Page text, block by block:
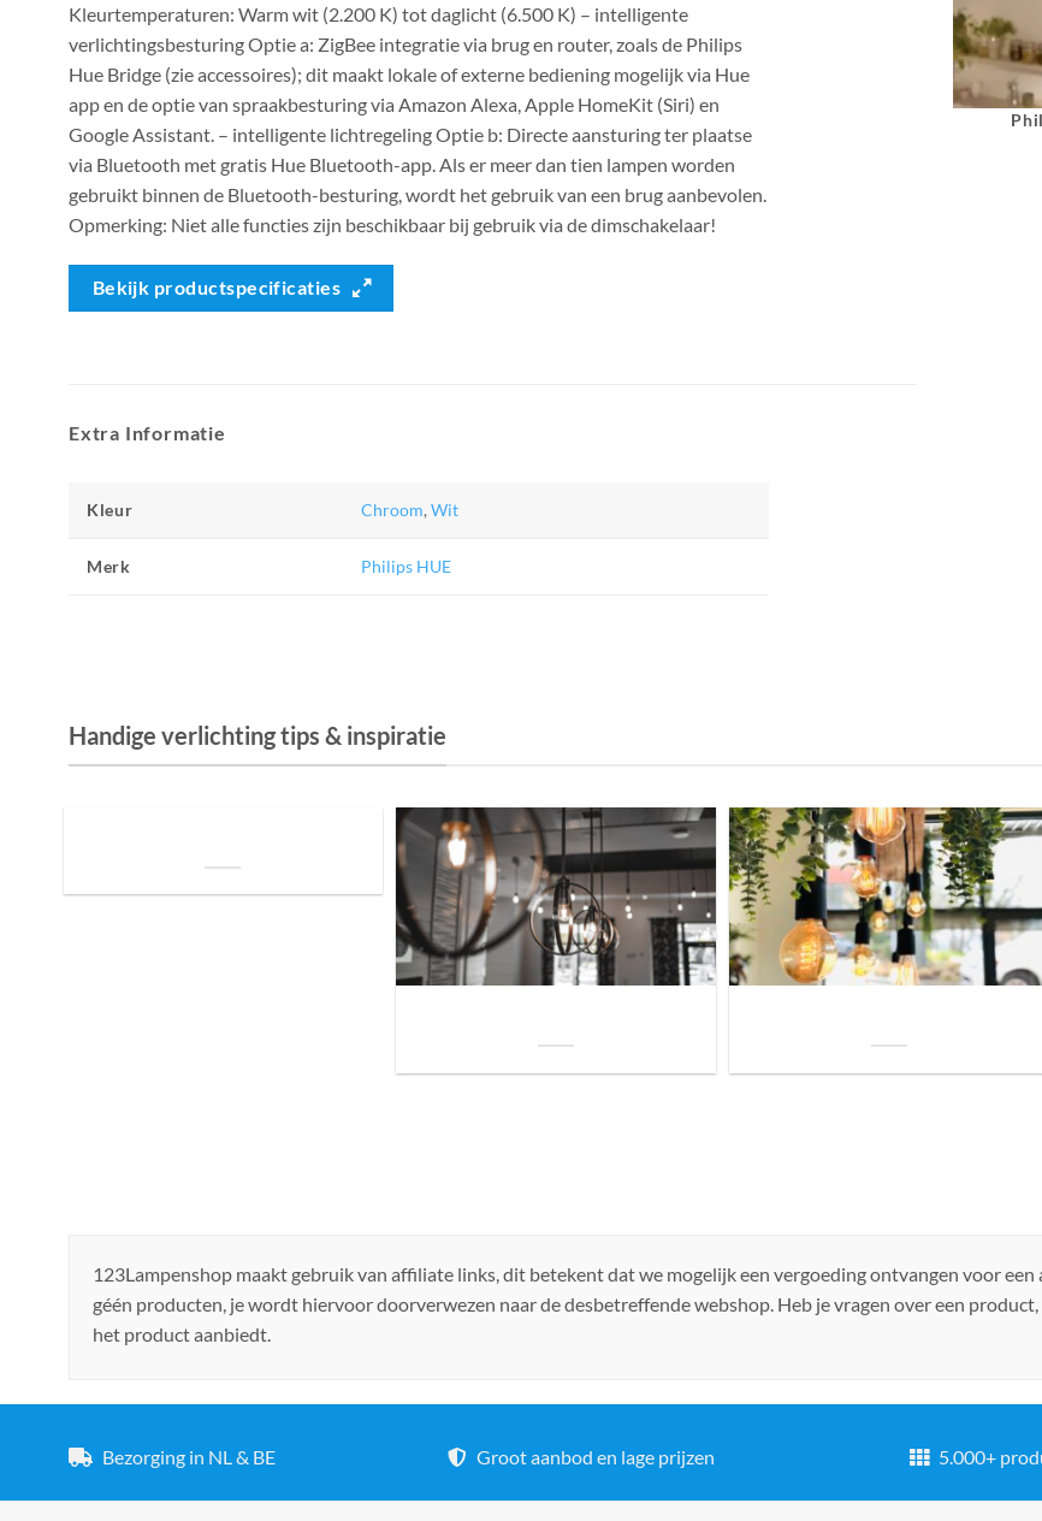
Kleurtemperaturen: Warm wit (2.200 K) tot daglicht (6.500 K) – intelligente
verlichtingsbesturing Optie a: ZigBee integratie via brug en router, zoals de Philips
Hue Bridge (zie accessoires); dit maakt lokale of externe bediening mogelijk via Hue
app en de optie van spraakbesturing via Amazon Alexa, Apple HomeKit (Siri) en
Google Assistant. – intelligente lichtregeling Optie b: Directe aansturing ter plaatse
via Bluetooth met gratis Hue Bluetooth-app. Als er meer dan tien lampen worden
gebruikt binnen de Bluetooth-besturing, wordt het gebruik van een brug aanbevolen.
Opmerking: Niet alle functies zijn beschikbaar bij gebruik via de dimschakelaar!
Bekijk productspecificaties
Extra Informatie
Kleur Chroom,Wit
Merk Philips HUE
Handige verlichting tips & inspiratie
123Lampenshop maakt gebruik van affiliate links, dit betekent dat we mogelijk een vergoeding ontvangen voor
géén producten, je wordt hiervoor doorverwezen naar de desbetreffende webshop. Heb je vragen over een
het product aanbiedt.
Bezorging in NL & BE Groot aanbod en lage prijzen 5.000+